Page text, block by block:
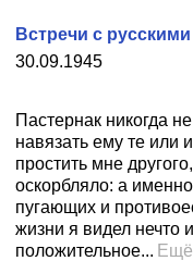
30.09.1945
Встречи с
Пастернак никогда
навязать ему те или
простить мне
оскорбляло: а
пугающих и
жизни я видел нечто
положительное... Ещё